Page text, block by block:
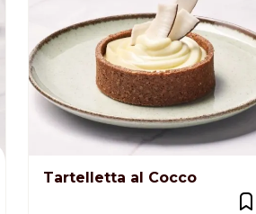
Tartelletta al Cocco